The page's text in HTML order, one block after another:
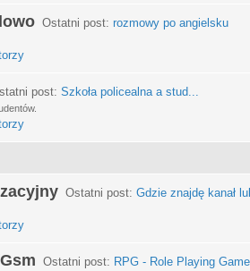
Ostatni post: rozmowy po angielsku
post: Szkoła policealna a stud...
Ostatni post: Gdzie znajdę kanał
Ostatni post: RPG - Role Playing